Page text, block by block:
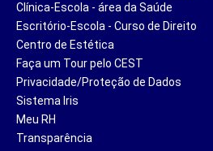
Clínica-Escola - área da Saúde
Escritório-Escola - Curso de Direito
Centro de Estética
Faça um Tour pelo CEST
Privacidade/Proteção de Dados
Sistema Iris
Meu RH
Transparência